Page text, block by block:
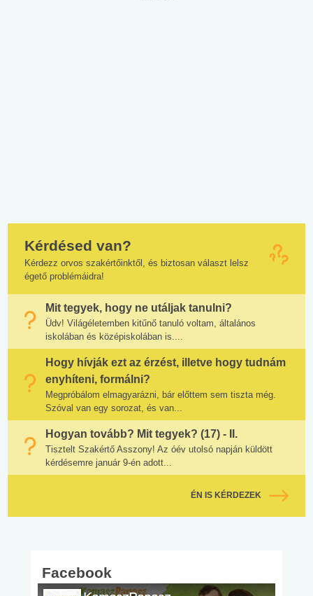
Kérdésed van?
Kérdezz orvos szakértőinktől, és biztosan választ lelsz
égető problémáidra!
Mit tegyek, hogy ne utáljak tanulni?
Üdv! Világéletemben kitűnő tanuló voltam, általános
iskolában és középiskolában is....
Hogy hívják ezt az érzést, illetve hogy tudnám
enyhíteni, formálni?
Megpróbálom elmagyarázni, bár előttem sem tiszta még.
Szóval van egy sorozat, és van...
Hogyan tovább? Mit tegyek? (17) - II.
Tisztelt Szakértő Asszony! Az óév utolsó napján küldött
kérdésemre január 9-én adott...
ÉN IS KÉRDEZEK
Facebook